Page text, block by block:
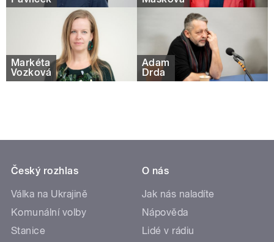
Markéta
Vozková
Adam
Drda
Český rozhlas
Válka na Ukrajině
Komunální volby
Stanice
O nás
Jak nás naladíte
Nápověda
Lidé v rádiu